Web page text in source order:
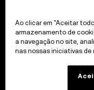
Calculadora de
Ao clicar em "Aceitar
armazenamento de
a navegação no site,
nas nossas iniciativas de